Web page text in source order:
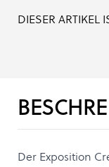
DIESER ARTIKEL
Der Exposition